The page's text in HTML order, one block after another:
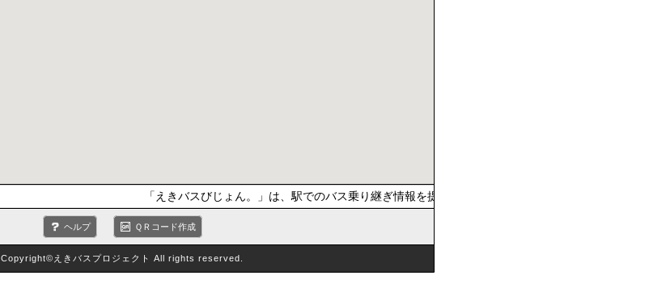
「えきバスびじょん。」は、駅でのバス乗り継ぎ情報を提供しています。おでかけの際は、公共交通を
ヘルプ ＱＲコード作成
Copyright©えきバスプロジェクト All rights reserved.